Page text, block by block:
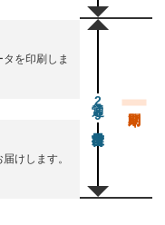
を印刷しま
けします。
通常29営業日後出荷